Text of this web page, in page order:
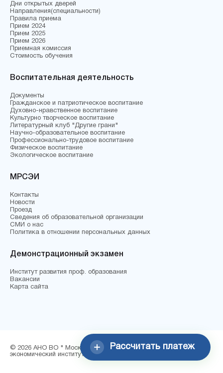
Рассчитать платеж
Дни открытых дверей
Направления(специальности)
Правила приема
Прием 2024
Прием 2025
Прием 2026
Приемная комиссия
Стоимость обучения
Воспитательная деятельность
Документы
Гражданское и патриотическое воспитание
Духовно-нравственное воспитание
Культурно творческое воспитание
Литературный клуб "Другие грани"
Научно-образовательное воспитание
Профессионально-трудовое воспитание
Физическое воспитание
Экологическое воспитание
МРСЭИ
Контакты
Новости
Проезд
Сведения об образовательной организации
СМИ о нас
Политика в отношении персональных данных
Демонстрационный экзамен
Институт развития проф. образования
Вакансии
Карта сайта
© 2026 АНО ВО " Московский региональный социально-
экономический институт"